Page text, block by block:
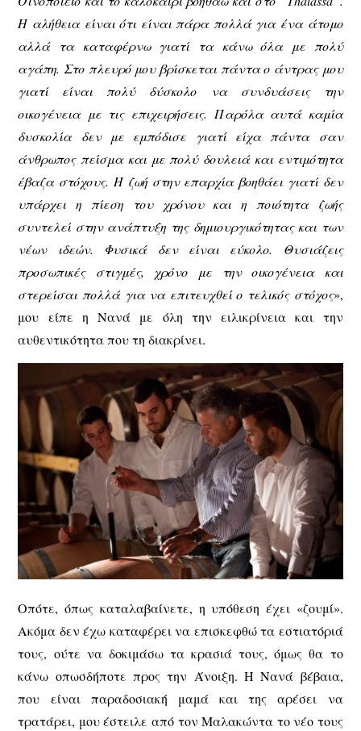
Η αλήθεια είναι ότι είναι πάρα πολλά για ένα άτομο
αλλά τα καταφέρνω γιατί τα κάνω όλα με πολύ
αγάπη. Στο πλευρό μου βρίσκεται πάντα ο άντρας μου
γιατί είναι πολύ δύσκολο να συνδυάσεις την
οικογένεια με τις επιχειρήσεις. Παρόλα αυτά καμία
δυσκολία δεν με εμπόδισε γιατί είχα πάντα σαν
άνθρωπος πείσμα και με πολύ δουλειά και εντιμότητα
έβαζα στόχους. Η ζωή στην επαρχία βοηθάει γιατί δεν
υπάρχει η πίεση του χρόνου και η ποιότητα ζωής
συντελεί στην ανάπτυξη της δημιουργικότητας και των
νέων ιδεών. Φυσικά δεν είναι εύκολο. Θυσιάζεις
προσωπικές στιγμές, χρόνο με την οικογένεια και
στερείσαι πολλά για να επιτευχθεί ο τελικός στόχος»,
μου είπε η Νανά με όλη την ειλικρίνεια και την
αυθεντικότητα που τη διακρίνει.
Οπότε, όπως καταλαβαίνετε, η υπόθεση έχει «ζουμί».
Ακόμα δεν έχω καταφέρει να επισκεφθώ τα εστιατόριά
τους, ούτε να δοκιμάσω τα κρασιά τους, όμως θα το
κάνω οπωσδήποτε προς την Άνοιξη. Η Νανά βέβαια,
που είναι παραδοσιακή μαμά και της αρέσει να
τρατάρει, μου έστειλε από τον Μαλακώντα το νέο τους